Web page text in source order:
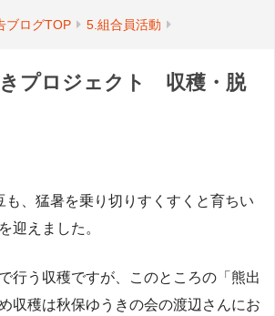
ブログTOP 5.組合員活動
プロジェクト 収穫・脱
も、猛暑を乗り切りすくすくと育ちい
迎えました。
行う収穫ですが、このところの「熊出
収穫は秋保ゆうきの会の渡辺さんにお